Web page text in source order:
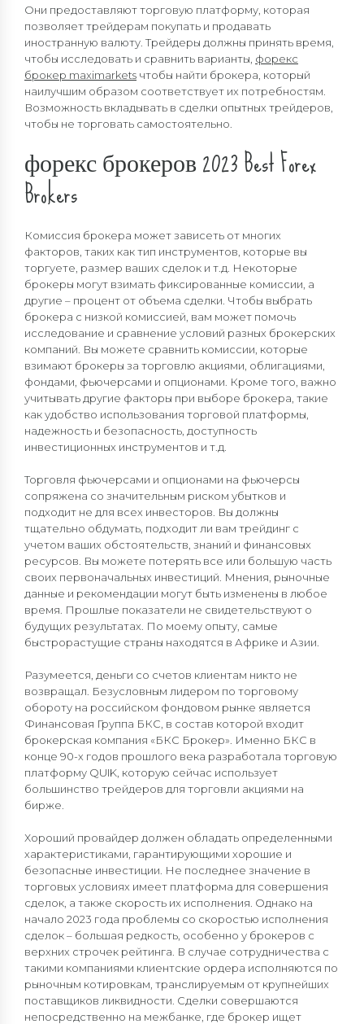
Они предоставляют торговую платформу, которая
позволяет трейдерам покупать и продавать
иностранную валюту. Трейдеры должны принять время,
чтобы исследовать и сравнить варианты, форекс
брокер maximarkets чтобы найти брокера, который
наилучшим образом соответствует их потребностям.
Возможность вкладывать в сделки опытных трейдеров,
чтобы не торговать самостоятельно.
форекс брокеров 2023 Best Forex
Brokers
Комиссия брокера может зависеть от многих
факторов, таких как тип инструментов, которые вы
торгуете, размер ваших сделок и т.д. Некоторые
брокеры могут взимать фиксированные комиссии, а
другие – процент от объема сделки. Чтобы выбрать
брокера с низкой комиссией, вам может помочь
исследование и сравнение условий разных брокерских
компаний. Вы можете сравнить комиссии, которые
взимают брокеры за торговлю акциями, облигациями,
фондами, фьючерсами и опционами. Кроме того, важно
учитывать другие факторы при выборе брокера, такие
как удобство использования торговой платформы,
надежность и безопасность, доступность
инвестиционных инструментов и т.д.
Торговля фьючерсами и опционами на фьючерсы
сопряжена со значительным риском убытков и
подходит не для всех инвесторов. Вы должны
тщательно обдумать, подходит ли вам трейдинг с
учетом ваших обстоятельств, знаний и финансовых
ресурсов. Вы можете потерять все или большую часть
своих первоначальных инвестиций. Мнения, рыночные
данные и рекомендации могут быть изменены в любое
время. Прошлые показатели не свидетельствуют о
будущих результатах. По моему опыту, самые
быстрорастущие страны находятся в Африке и Азии.
Разумеется, деньги со счетов клиентам никто не
возвращал. Безусловным лидером по торговому
обороту на российском фондовом рынке является
Финансовая Группа БКС, в состав которой входит
брокерская компания «БКС Брокер». Именно БКС в
конце 90-х годов прошлого века разработала торговую
платформу QUIK, которую сейчас использует
большинство трейдеров для торговли акциями на
бирже.
Хороший провайдер должен обладать определенными
характеристиками, гарантирующими хорошие и
безопасные инвестиции. Не последнее значение в
торговых условиях имеет платформа для совершения
сделок, а также скорость их исполнения. Однако на
начало 2023 года проблемы со скоростью исполнения
сделок – большая редкость, особенно у брокеров с
верхних строчек рейтинга. В случае сотрудничества с
такими компаниями клиентские ордера исполняются по
рыночным котировкам, транслируемым от крупнейших
поставщиков ликвидности. Сделки совершаются
непосредственно на межбанке, где брокер ищет